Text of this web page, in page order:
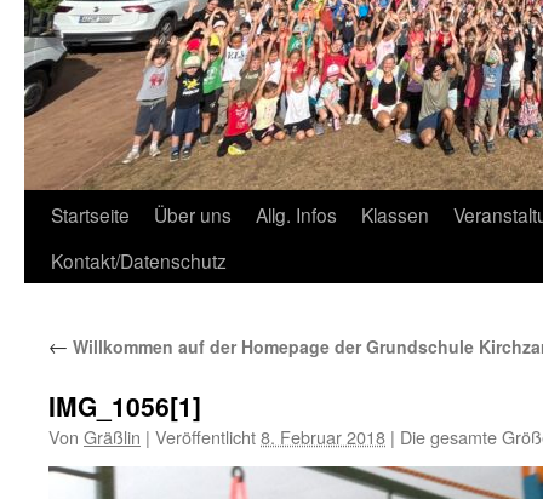
Zum
Inhalt
Startseite Über uns Allg. Infos Klassen
Kontakt/Datenschutz
← Willkommen auf der Homepage der Grundschule
IMG_1056[1]
Von Gräßlin | Veröffentlicht8. Februar 2018 | Die gesamte